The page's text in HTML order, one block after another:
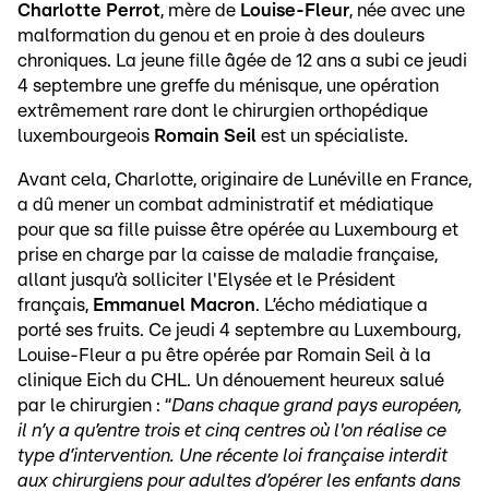
Charlotte Perrot, mère de Louise-Fleur, née avec une
malformation du genou et en proie à des douleurs
chroniques. La jeune fille âgée de 12 ans a subi ce jeudi
4 septembre une greffe du ménisque, une opération
extrêmement rare dont le chirurgien orthopédique
luxembourgeois Romain Seil est un spécialiste.
Avant cela, Charlotte, originaire de Lunéville en France,
a dû mener un combat administratif et médiatique
pour que sa fille puisse être opérée au Luxembourg et
prise en charge par la caisse de maladie française,
allant jusqu’à solliciter l'Elysée et le Président
français, Emmanuel Macron. L’écho médiatique a
porté ses fruits. Ce jeudi 4 septembre au Luxembourg,
Louise-Fleur a pu être opérée par Romain Seil à la
clinique Eich du CHL. Un dénouement heureux salué
par le chirurgien : “Dans chaque grand pays européen,
il n’y a qu’entre trois et cinq centres où l'on réalise ce
type d’intervention. Une récente loi française interdit
aux chirurgiens pour adultes d’opérer les enfants dans